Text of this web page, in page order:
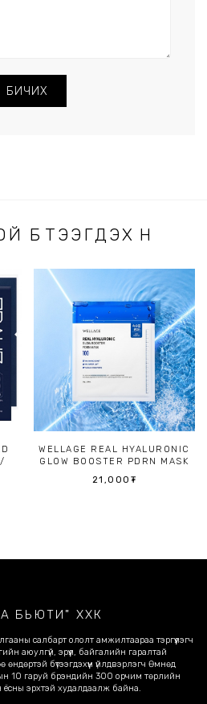
БИЧИХ
БҮТЭЭГДЭХҮҮН
WELLAGE REAL HYALURONIC
GLOW BOOSTER PDRN MASK
21,000 ₮
БЬЮТИ" ХХК
салбарт ололт амжилтаараа тэргүүлэгч
аюулгүй, эрүүл, байгалийн гаралтай
өндөртэй бүтээгдэхүүн үйлдвэрлэгч Өмнөд
10 гаруй брэндийн 300 орчим төрлийн
ёсны эрхтэй худалдаалж байна.